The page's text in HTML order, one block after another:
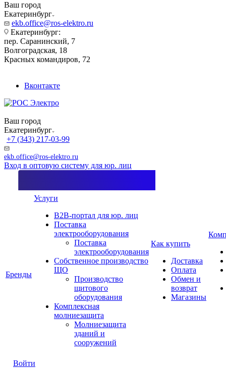
Ваш город
Екатеринбург
ekb.office@ros-elektro.ru
Екатеринбург:
пер. Саранинский, 7
Волгоградская, 18
Красных командиров, 72
Вконтакте
Ваш город
Екатеринбург
+7 (343) 217-03-99
ekb.office@ros-elektro.ru
Вход в оптовую систему для юр. лиц
Бренды
Услуги
B2B-портал для юр. лиц
Поставка
электрооборудования
Поставка
электрооборудования
Собственное производство
ЩО
Производство
щитового
оборудования
Комплексная
молниезащита
Молниезащита
зданий и
сооружений
Как купить
Доставка
Оплата
Обмен и
возврат
Магазины
Войти